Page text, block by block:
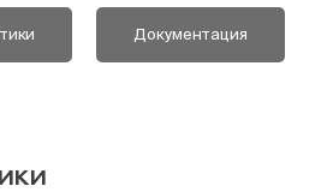
Документация